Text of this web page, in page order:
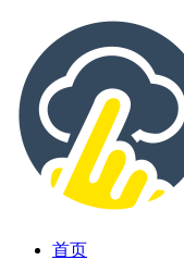
首页